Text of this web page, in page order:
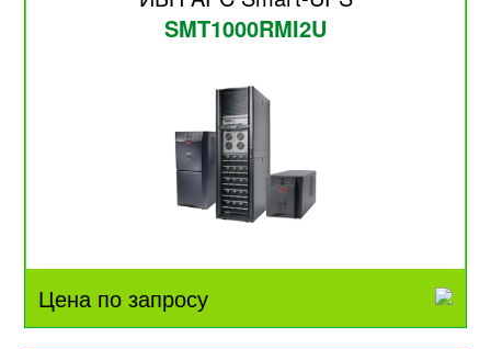
SMT1000RMI2U
Цена по запросу